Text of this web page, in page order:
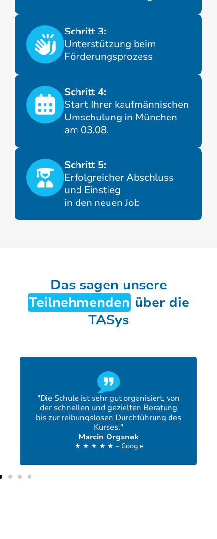
Schritt 3:
Unterstützung beim
Förderungsprozess
Schritt 4:
Start Ihrer kaufmännischen
Umschulung in München
am 03.08.
Schritt 5:
Erfolgreicher Abschluss
und Einstieg
in den neuen Job
Das sagen unsere
Teilnehmenden über die
TASys
"Die Schule ist sehr gut organisiert, von
der schnellen und gezielten Beratung
bis zur reibungslosen Durchführung des
Kurses."
Marcin Organek
★ ★ ★ ★ ★ – Google